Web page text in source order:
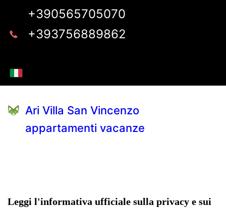
Ari Villa San Vincenzo
appartamenti vacanze
+390565705070
+393756889862
Leggi l'informativa ufficiale sulla privacy e sui